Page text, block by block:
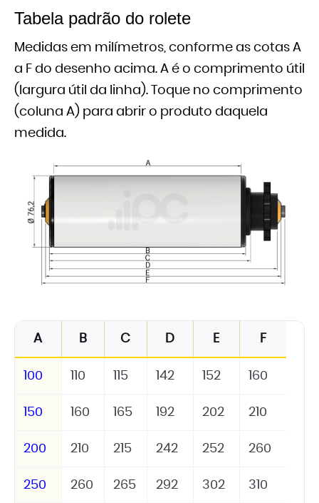
Tabela padrão do rolete
Medidas em milímetros, conforme as cotas A
a F do desenho acima. A é o comprimento útil
(largura útil da linha). Toque no comprimento
(coluna A) para abrir o produto daquela
medida.
A B C D E F
100 110 115 142 152 160
150 160 165 192 202 210
200 210 215 242 252 260
250 260 265 292 302 310